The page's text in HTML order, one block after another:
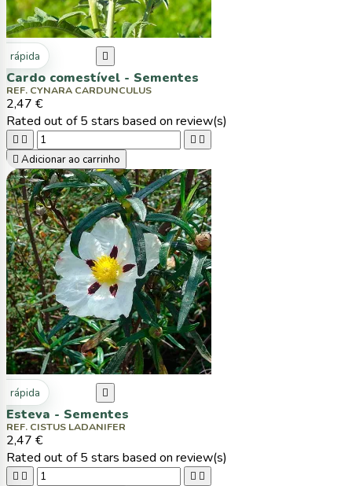
rápida 
Cardo comestível - Sementes
REF. CYNARA CARDUNCULUS
2,47 €
Rated out of 5 stars based on review(s)
   
 Adicionar ao carrinho
rápida 
Esteva - Sementes
REF. CISTUS LADANIFER
2,47 €
Rated out of 5 stars based on review(s)
   